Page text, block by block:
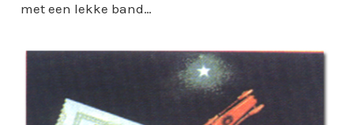
met een lekke band…